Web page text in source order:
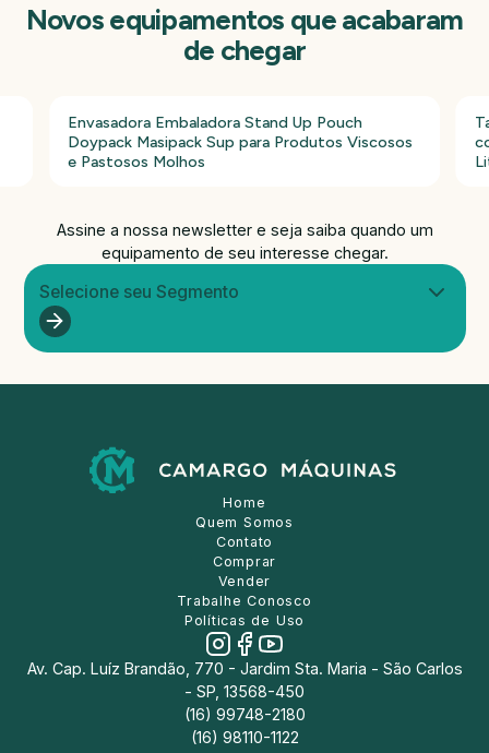
Novos equipamentos que acabaram
de chegar
Envasadora Embaladora Stand Up Pouch
Doypack Masipack Sup para Produtos Viscosos
e Pastosos Molhos
Assine a nossa newsletter e seja saiba quando um
equipamento de seu interesse chegar.
Selecione seu Segmento
Home
Quem Somos
Contato
Comprar
Vender
Trabalhe Conosco
Políticas de Uso
Av. Cap. Luíz Brandão, 770 - Jardim Sta. Maria - São Carlos
- SP, 13568-450
(16) 99748-2180
(16) 98110-1122